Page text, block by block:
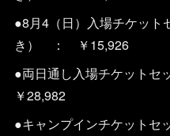
●8月4（日）入場チケット
き） ： ￥15,926
●両日通し入場チケット
￥28,982
●キャンプインチケット